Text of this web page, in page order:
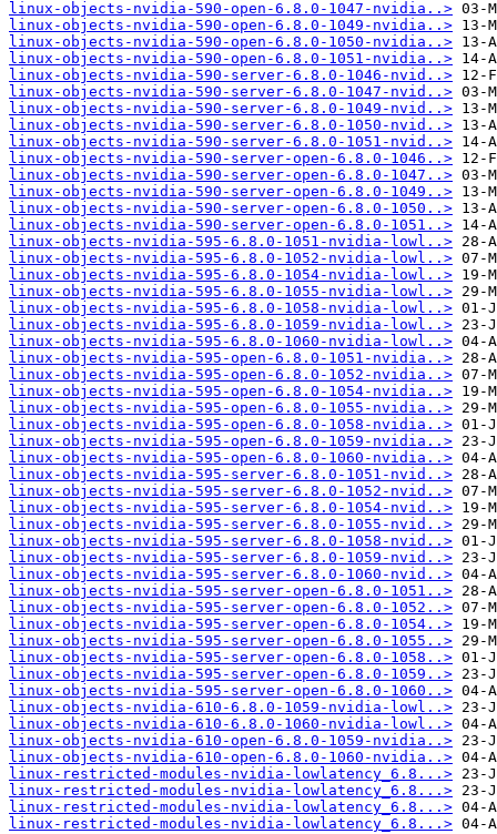
linux-objects-nvidia-590-open-6.8.0-1047-nvidia..>
linux-objects-nvidia-590-open-6.8.0-1049-nvidia..>
linux-objects-nvidia-590-open-6.8.0-1050-nvidia..>
linux-objects-nvidia-590-open-6.8.0-1051-nvidia..>
linux-objects-nvidia-590-server-6.8.0-1046-nvid..>
linux-objects-nvidia-590-server-6.8.0-1047-nvid..>
linux-objects-nvidia-590-server-6.8.0-1049-nvid..>
linux-objects-nvidia-590-server-6.8.0-1050-nvid..>
linux-objects-nvidia-590-server-6.8.0-1051-nvid..>
linux-objects-nvidia-590-server-open-6.8.0-1046..>
linux-objects-nvidia-590-server-open-6.8.0-1047..>
linux-objects-nvidia-590-server-open-6.8.0-1049..>
linux-objects-nvidia-590-server-open-6.8.0-1050..>
linux-objects-nvidia-590-server-open-6.8.0-1051..>
linux-objects-nvidia-595-6.8.0-1051-nvidia-lowl..>
linux-objects-nvidia-595-6.8.0-1052-nvidia-lowl..>
linux-objects-nvidia-595-6.8.0-1054-nvidia-lowl..>
linux-objects-nvidia-595-6.8.0-1055-nvidia-lowl..>
linux-objects-nvidia-595-6.8.0-1058-nvidia-lowl..>
linux-objects-nvidia-595-6.8.0-1059-nvidia-lowl..>
linux-objects-nvidia-595-6.8.0-1060-nvidia-lowl..>
linux-objects-nvidia-595-open-6.8.0-1051-nvidia..>
linux-objects-nvidia-595-open-6.8.0-1052-nvidia..>
linux-objects-nvidia-595-open-6.8.0-1054-nvidia..>
linux-objects-nvidia-595-open-6.8.0-1055-nvidia..>
linux-objects-nvidia-595-open-6.8.0-1058-nvidia..>
linux-objects-nvidia-595-open-6.8.0-1059-nvidia..>
linux-objects-nvidia-595-open-6.8.0-1060-nvidia..>
linux-objects-nvidia-595-server-6.8.0-1051-nvid..>
linux-objects-nvidia-595-server-6.8.0-1052-nvid..>
linux-objects-nvidia-595-server-6.8.0-1054-nvid..>
linux-objects-nvidia-595-server-6.8.0-1055-nvid..>
linux-objects-nvidia-595-server-6.8.0-1058-nvid..>
linux-objects-nvidia-595-server-6.8.0-1059-nvid..>
linux-objects-nvidia-595-server-6.8.0-1060-nvid..>
linux-objects-nvidia-595-server-open-6.8.0-1051..>
linux-objects-nvidia-595-server-open-6.8.0-1052..>
linux-objects-nvidia-595-server-open-6.8.0-1054..>
linux-objects-nvidia-595-server-open-6.8.0-1055..>
linux-objects-nvidia-595-server-open-6.8.0-1058..>
linux-objects-nvidia-595-server-open-6.8.0-1059..>
linux-objects-nvidia-595-server-open-6.8.0-1060..>
linux-objects-nvidia-610-6.8.0-1059-nvidia-lowl..>
linux-objects-nvidia-610-6.8.0-1060-nvidia-lowl..>
linux-objects-nvidia-610-open-6.8.0-1059-nvidia..>
linux-objects-nvidia-610-open-6.8.0-1060-nvidia..>
linux-restricted-modules-nvidia-lowlatency_6.8...>
linux-restricted-modules-nvidia-lowlatency_6.8...>
linux-restricted-modules-nvidia-lowlatency_6.8...>
linux-restricted-modules-nvidia-lowlatency_6.8...>